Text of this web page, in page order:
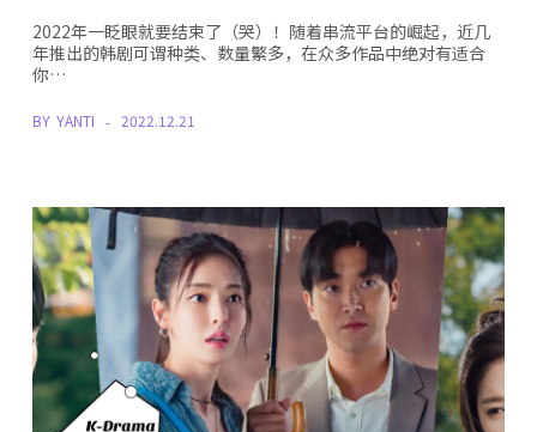
2022年一眨眼就要结束了（哭）！随着串流平台的崛起，近几
年推出的韩剧可谓种类、数量繁多，在众多作品中绝对有适合
你…
BY YANTI 2022.12.21